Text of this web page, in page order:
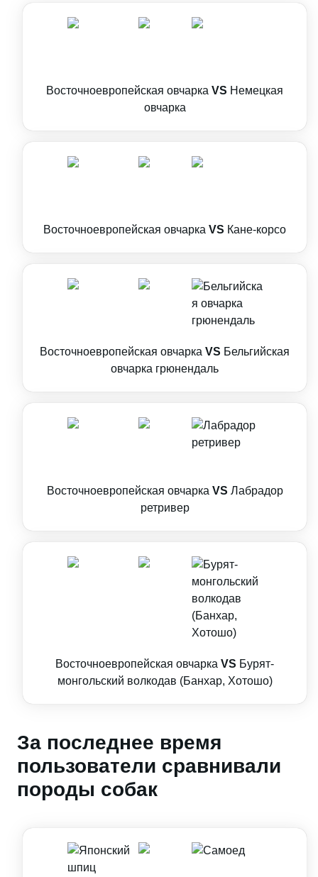
Восточноевропейская овчарка VS Немецкая
овчарка
Восточноевропейская овчарка VS Кане-корсо
Восточноевропейская овчарка VS Бельгийская
овчарка грюнендаль
Восточноевропейская овчарка VS Лабрадор
ретривер
Восточноевропейская овчарка VS Бурят-
монгольский волкодав (Банхар, Хотошо)
За последнее время
пользователи сравнивали
породы собак